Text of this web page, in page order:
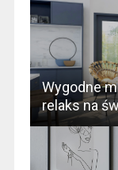
Wygodne
relaks na